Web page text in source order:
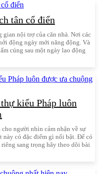
tân cổ điển
nội trợ của căn nhà. Nơi các
động ngày mới năng động. Và
cúng sau một ngày lao động
kiểu Pháp luôn
người nhìn cảm nhận về sự
có đặc điểm gì nổi bật. Để có
sang trọng hãy theo dõi bài